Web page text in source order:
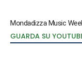
Mondadizza Music
GUARDA SU